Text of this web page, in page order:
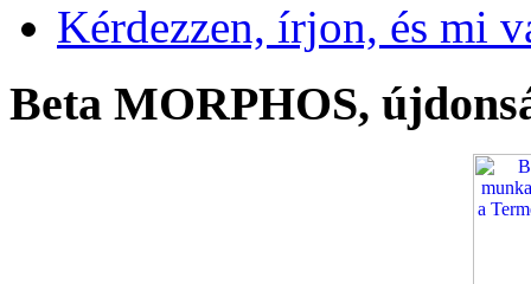
Kérdezzen, írjon, és mi
Beta MORPHOS,